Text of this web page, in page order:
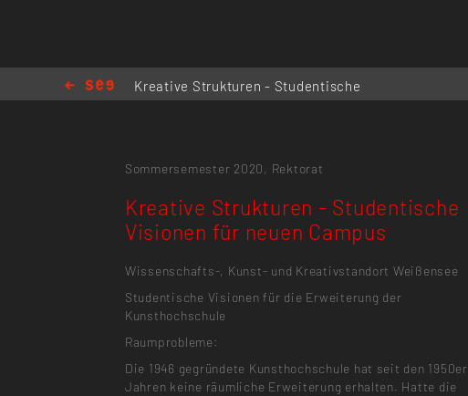
Kreative Strukturen - Studentische
Sommersemester 2020, Rektorat
Kreative Strukturen - Studentische
Visionen für neuen Campus
Wissenschafts-, Kunst- und Kreativstandort Weißensee
Studentische Visionen für die Erweiterung der
Kunsthochschule
Raumprobleme:
Die 1946 gegründete Kunsthochschule hat seit den 1950er
Jahren keine räumliche Erweiterung erhalten. Hatte die